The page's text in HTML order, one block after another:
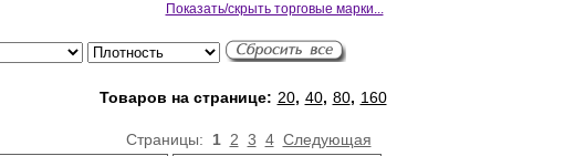
Показать/скрыть торговые марки...
Товаров на странице: 20, 40, 80, 160
Страницы: 1 2 3 4 Следующая